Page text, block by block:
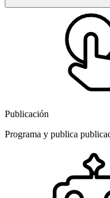
Publicación
Programa y publica